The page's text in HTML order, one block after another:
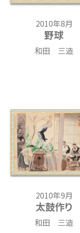
2010年8月
野球
和田 三造
2010年9月
太鼓作り
和田 三造